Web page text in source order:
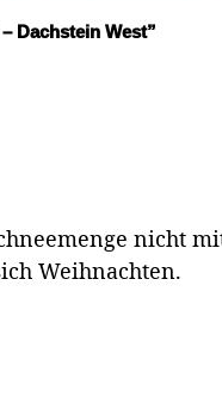
Dachstein West”
nicht
Weihnachten.